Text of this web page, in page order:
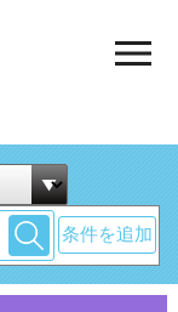
条件を追加